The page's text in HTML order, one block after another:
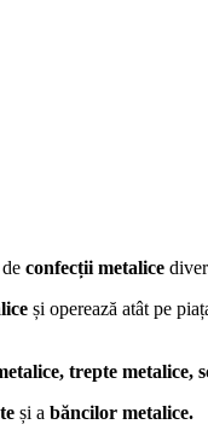
confecții metalice
și operează atât pe
trepte metalice,
și a băncilor metalice.